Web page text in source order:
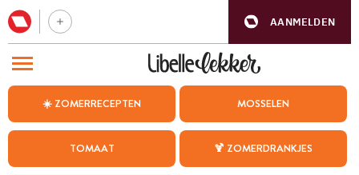
AANMELDEN
☀️ ZOMERRECEPTEN MOSSELEN
TOMAAT 🍹 ZOMERDRANKJES
BEZOEK ONZE ANDERE WEBSITES
WEEKMENU